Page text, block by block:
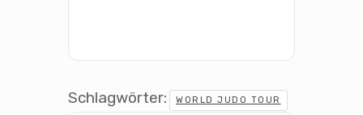
Schlagwörter: WORLD JUDO TOUR